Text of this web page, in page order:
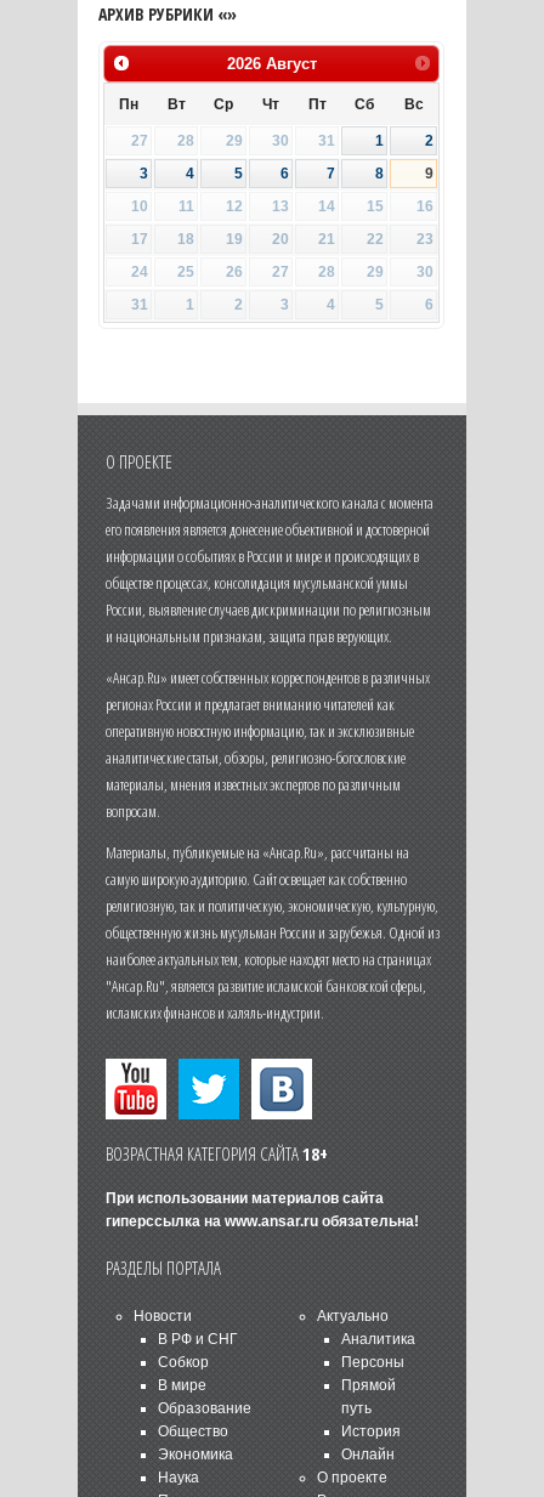
АРХИВ РУБРИКИ «»
2026 Август
Пн Вт Ср Чт Пт Сб Вс
27 28 29 30 31 1
2
3
4 5 6 7 8
9
10
11 12 13 14 15
16
17
18 19 20 21 22
23
24
25 26 27 28 29
30
31
1 2 3 4 5 6
О ПРОЕКТЕ
Задачами информационно-аналитического канала с момента
его появления является донесение объективной и достоверной
информации о событиях в России и мире и происходящих в
обществе процессах, консолидация мусульманской уммы
России, выявление случаев дискриминации по религиозным
и национальным признакам, защита прав верующих.
«Ансар.Ru» имеет собственных корреспондентов в различных
регионах России и предлагает вниманию читателей как
оперативную новостную информацию, так и эксклюзивные
аналитические статьи, обзоры, религиозно-богословские
материалы, мнения известных экспертов по различным
вопросам.
Материалы, публикуемые на «Ансар.Ru», рассчитаны на
самую широкую аудиторию. Сайт освещает как собственно
религиозную, так и политическую, экономическую, культурную,
общественную жизнь мусульман России и зарубежья. Одной из
наиболее актуальных тем, которые находят место на страницах
"Ансар.Ru", является развитие исламской банковской сферы,
исламских финансов и халяль-индустрии.
ВОЗРАСТНАЯ КАТЕГОРИЯ САЙТА18+
При использовании материалов сайта
гиперссылка на www.ansar.ruобязательна!
РАЗДЕЛЫ ПОРТАЛА
Новости
В РФ и СНГ
Собкор
В мире
Образование
Общество
Экономика
Наука
Актуально
Аналитика
Персоны
Прямой
путь
История
Онлайн
О проекте